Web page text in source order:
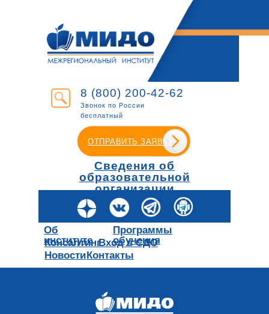
8 (800) 200-42-62
Звонок по России
бесплатный
ОТПРАВИТЬ ЗАЯВКУ
Сведения об
образовательной
организации
Об
институте
Программы
обучения
Консалтинг
Новости
Вход в СДО
Контакты